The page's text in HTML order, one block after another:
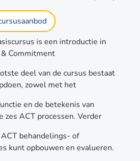
is een introductie in
Commitment
deel van de cursus bestaat
zowel met het
en de betekenis van
zes ACT processen. Verder
behandelings- of
kunt opbouwen en evalueren.